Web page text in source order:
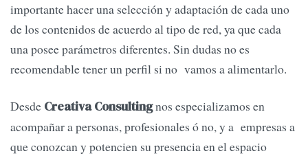
importante hacer una selección y adaptación de cada uno
de los contenidos de acuerdo al tipo de red, ya que cada
una posee parámetros diferentes. Sin dudas no es
recomendable tener un perfil si no vamos a alimentarlo.
Desde Creativa Consultingnos especializamos en
acompañar a personas, profesionales ó no, y a empresas a
que conozcan y potencien su presencia en el espacio